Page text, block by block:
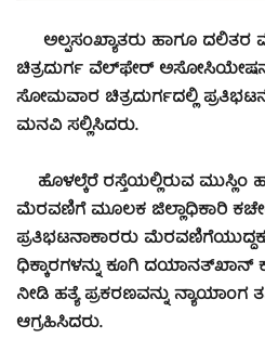
ಅಲ್ಪಸಂಖ್ಯಾತರು ಹಾಗೂ
ಚಿತ್ರದುರ್ಗ ವೆಲ್‍ಫೇರ್
ಸೋಮವಾರ ಚಿತ್ರದುರ್ಗದಲ್ಲಿ
ಮನವಿ ಸಲ್ಲಿಸಿದರು.
ಹೊಳಲ್ಕೆರೆ ರಸ್ತೆಯಲ್ಲಿರುವ ಮುಸ್ಲಿಂ
ಮೆರವಣಿಗೆ ಮೂಲಕ ಜಿಲ್ಲಾಧಿಕಾರಿ
ಪ್ರತಿಭಟನಾಕಾರರು
ಧಿಕ್ಕಾರಗಳನ್ನು ಕೂಗಿ ದಯಾನತ್‍ಖಾನ್
ನೀಡಿ ಹತ್ಯೆ ಪ್ರಕರಣವನ್ನು ನ್ಯಾಯಾಂಗ
ಆಗ್ರಹಿಸಿದರು.